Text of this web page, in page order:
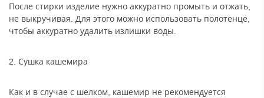
После стирки изделие нужно аккуратно промыть и отжать,
не выкручивая. Для этого можно использовать полотенце,
чтобы аккуратно удалить излишки воды.
2. Сушка кашемира
Как и в случае с шелком, кашемир не рекомендуется